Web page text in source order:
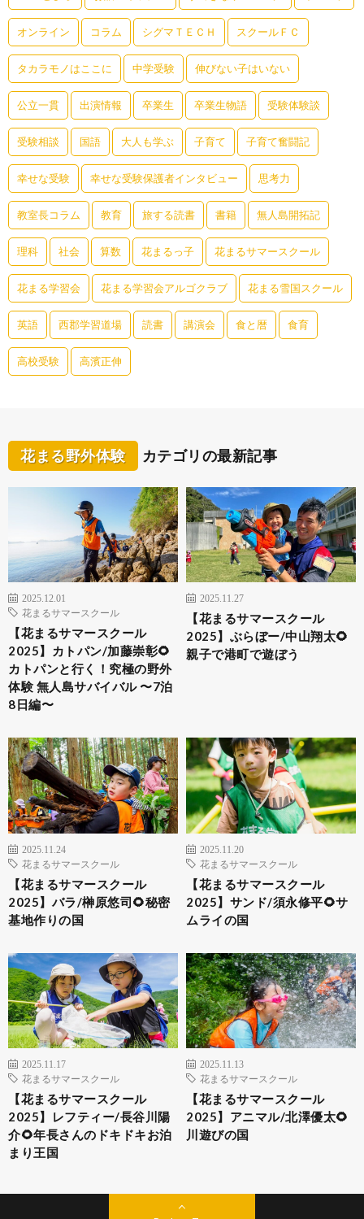
オンライン コラム シグマＴＥＣＨ スクールＦＣ
タカラモノはここに 中学受験 伸びない子はいない
公立一貫 出演情報 卒業生 卒業生物語 受験体験談
受験相談 国語 大人も学ぶ 子育て 子育て奮闘記
幸せな受験 幸せな受験保護者インタビュー 思考力
教室長コラム 教育 旅する読書 書籍 無人島開拓記
理科 社会 算数 花まるっ子 花まるサマースクール
花まる学習会 花まる学習会アルゴクラブ 花まる雪国スクール
英語 西郡学習道場 読書 講演会 食と暦 食育
高校受験 高濱正伸
花まる野外体験 カテゴリの最新記事
2025.12.01
花まるサマースクール
【花まるサマースクール
2025】カトパン/加藤崇彰🌻
カトパンと行く！究極の野外
体験 無人島サバイバル 〜7泊
8日編〜
2025.11.27
【花まるサマースクール
2025】ぶらぼー/中山翔太🌻
親子で港町で遊ぼう
2025.11.24
花まるサマースクール
【花まるサマースクール
2025】バラ/榊原悠司🌻秘密
基地作りの国
2025.11.20
花まるサマースクール
【花まるサマースクール
2025】サンド/須永修平🌻サ
ムライの国
2025.11.17
花まるサマースクール
【花まるサマースクール
2025】レフティー/長谷川陽
介🌻年長さんのドキドキお泊
まり王国
2025.11.13
花まるサマースクール
【花まるサマースクール
2025】アニマル/北澤優太🌻
川遊びの国